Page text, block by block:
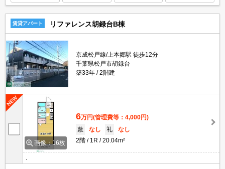
賃貸アパート リファレンス胡録台B棟
京成松戸線/上本郷駅 徒歩12分
千葉県松戸市胡録台
築33年
2階建
画像：16枚
6万円(管理費等：4,000円)
敷
なし 礼
なし
2階
1R 20.04m²